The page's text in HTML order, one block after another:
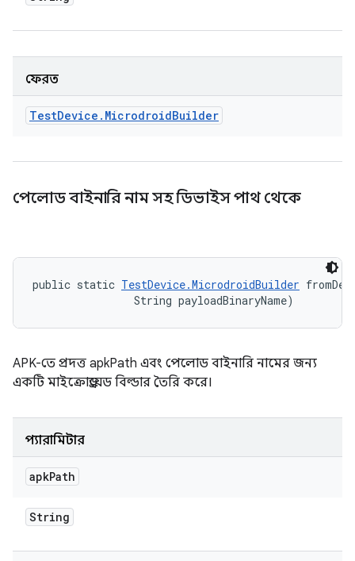
ফেরত
TestDevice . MicrodroidBuilder
পেলোড বাইনারি নাম সহ ডিভাইস পাথ থেকে
public static TestDevice.MicrodroidBuilder
                String payloadBinaryName)
APK-তে প্রদত্ত apkPath এবং পেলোড বাইনারি নামের জন্য
একটি মাইক্রোড্রয়েড বিল্ডার তৈরি করে।
প্যারামিটার
apkPath
String